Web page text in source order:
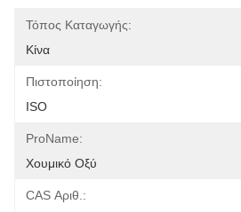
Τόπος Καταγωγής:
Κίνα
Πιστοποίηση:
ISO
ProName:
Χουμικό Οξύ
CAS Αριθ.: